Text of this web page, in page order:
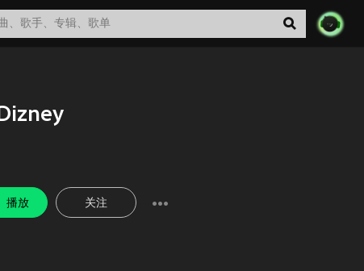
播放 关注